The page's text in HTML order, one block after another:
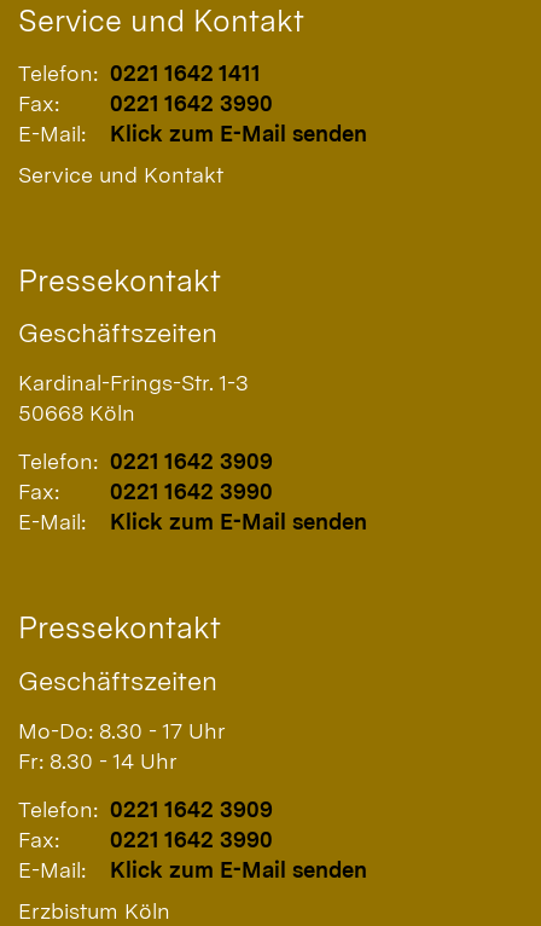
Service und Kontakt
Telefon: 0221 1642 1411
Fax:
0221 1642 3990
E-Mail:
Klick zum E-Mail senden
Service und Kontakt
Pressekontakt
Geschäftszeiten
Kardinal-Frings-Str. 1-3
50668 Köln
Telefon: 0221 1642 3909
Fax:
0221 1642 3990
E-Mail:
Klick zum E-Mail senden
Pressekontakt
Geschäftszeiten
Mo-Do: 8.30 - 17 Uhr
Fr: 8.30 - 14 Uhr
Telefon: 0221 1642 3909
Fax:
0221 1642 3990
E-Mail:
Klick zum E-Mail senden
Erzbistum Köln